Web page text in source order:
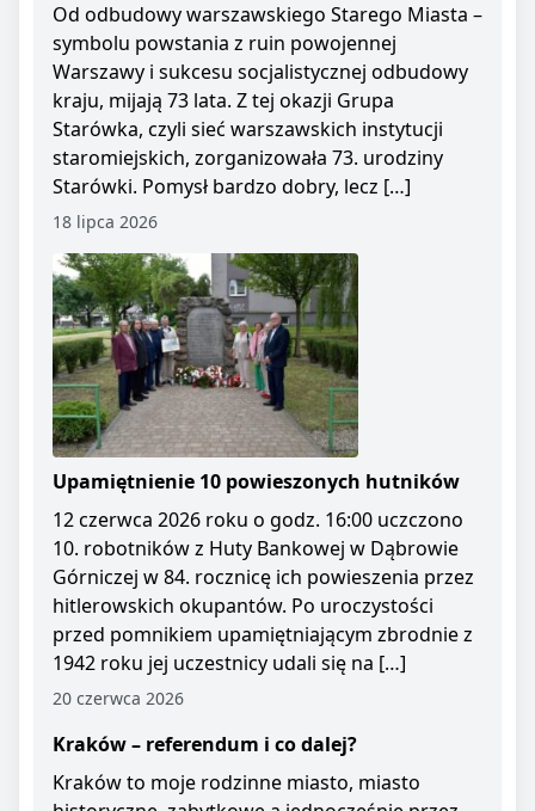
Od odbudowy warszawskiego Starego Miasta –
symbolu powstania z ruin powojennej
Warszawy i sukcesu socjalistycznej odbudowy
kraju, mijają 73 lata. Z tej okazji Grupa
Starówka, czyli sieć warszawskich instytucji
staromiejskich, zorganizowała 73. urodziny
Starówki. Pomysł bardzo dobry, lecz […]
18 lipca 2026
Upamiętnienie 10 powieszonych hutników
12 czerwca 2026 roku o godz. 16:00 uczczono
10. robotników z Huty Bankowej w Dąbrowie
Górniczej w 84. rocznicę ich powieszenia przez
hitlerowskich okupantów. Po uroczystości
przed pomnikiem upamiętniającym zbrodnie z
1942 roku jej uczestnicy udali się na […]
20 czerwca 2026
Kraków – referendum i co dalej?
Kraków to moje rodzinne miasto, miasto